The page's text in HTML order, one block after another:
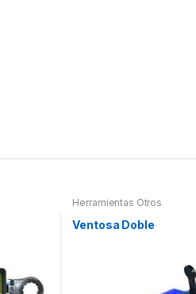
Herramientas Otros
Ventosa Doble